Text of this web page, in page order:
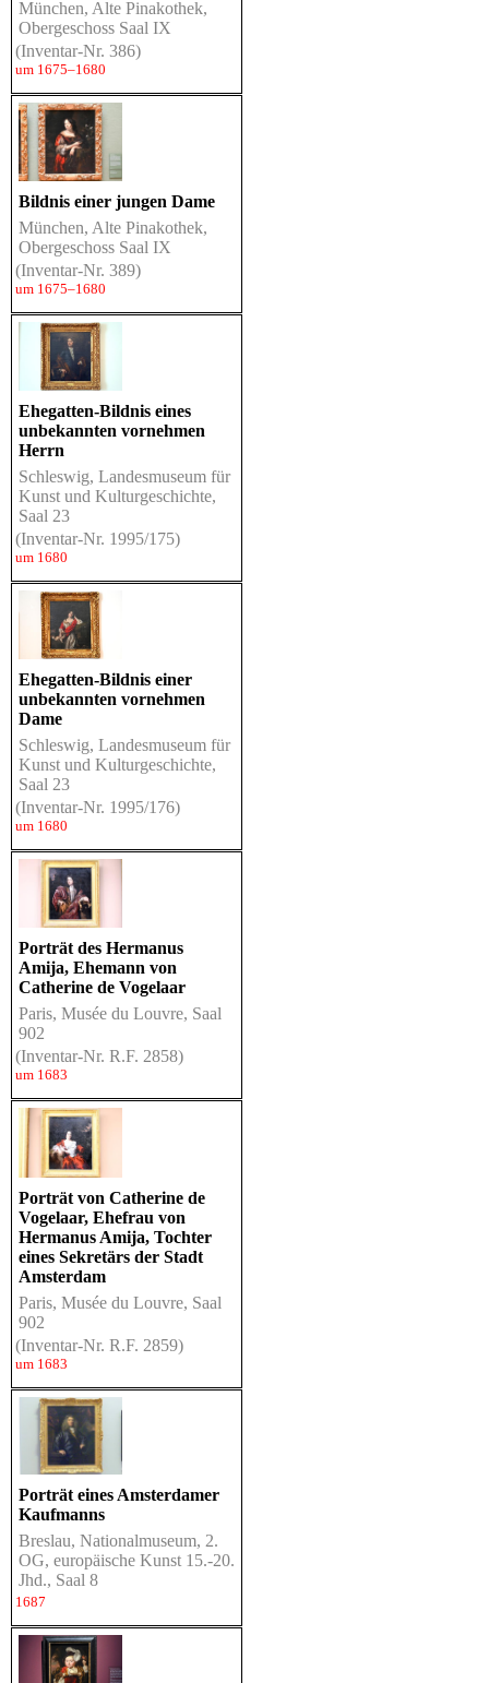
München, Alte Pinakothek,
Obergeschoss Saal IX
(Inventar-Nr. 386)
um 1675–1680
Bildnis einer jungen Dame
München, Alte Pinakothek,
Obergeschoss Saal IX
(Inventar-Nr. 389)
um 1675–1680
Ehegatten-Bildnis eines
unbekannten vornehmen
Herrn
Schleswig, Landesmuseum für
Kunst und Kulturgeschichte,
Saal 23
(Inventar-Nr. 1995/175)
um 1680
Ehegatten-Bildnis einer
unbekannten vornehmen
Dame
Schleswig, Landesmuseum für
Kunst und Kulturgeschichte,
Saal 23
(Inventar-Nr. 1995/176)
um 1680
Porträt des Hermanus
Amija, Ehemann von
Catherine de Vogelaar
Paris, Musée du Louvre, Saal
902
(Inventar-Nr. R.F. 2858)
um 1683
Porträt von Catherine de
Vogelaar, Ehefrau von
Hermanus Amija, Tochter
eines Sekretärs der Stadt
Amsterdam
Paris, Musée du Louvre, Saal
902
(Inventar-Nr. R.F. 2859)
um 1683
Porträt eines Amsterdamer
Kaufmanns
Breslau, Nationalmuseum, 2.
OG, europäische Kunst 15.-20.
Jhd., Saal 8
1687